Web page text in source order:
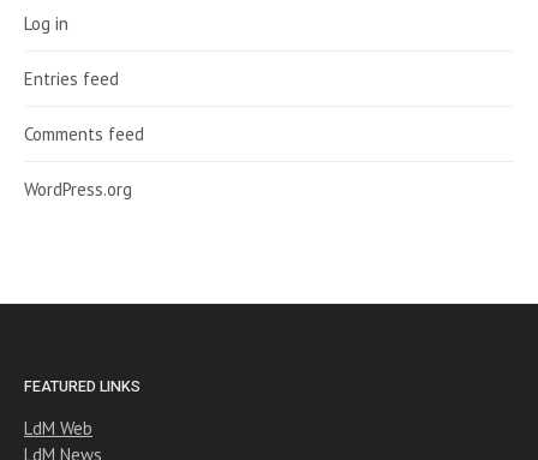
Log in
Entries feed
Comments feed
WordPress.org
FEATURED LINKS
LdM Web
LdM News